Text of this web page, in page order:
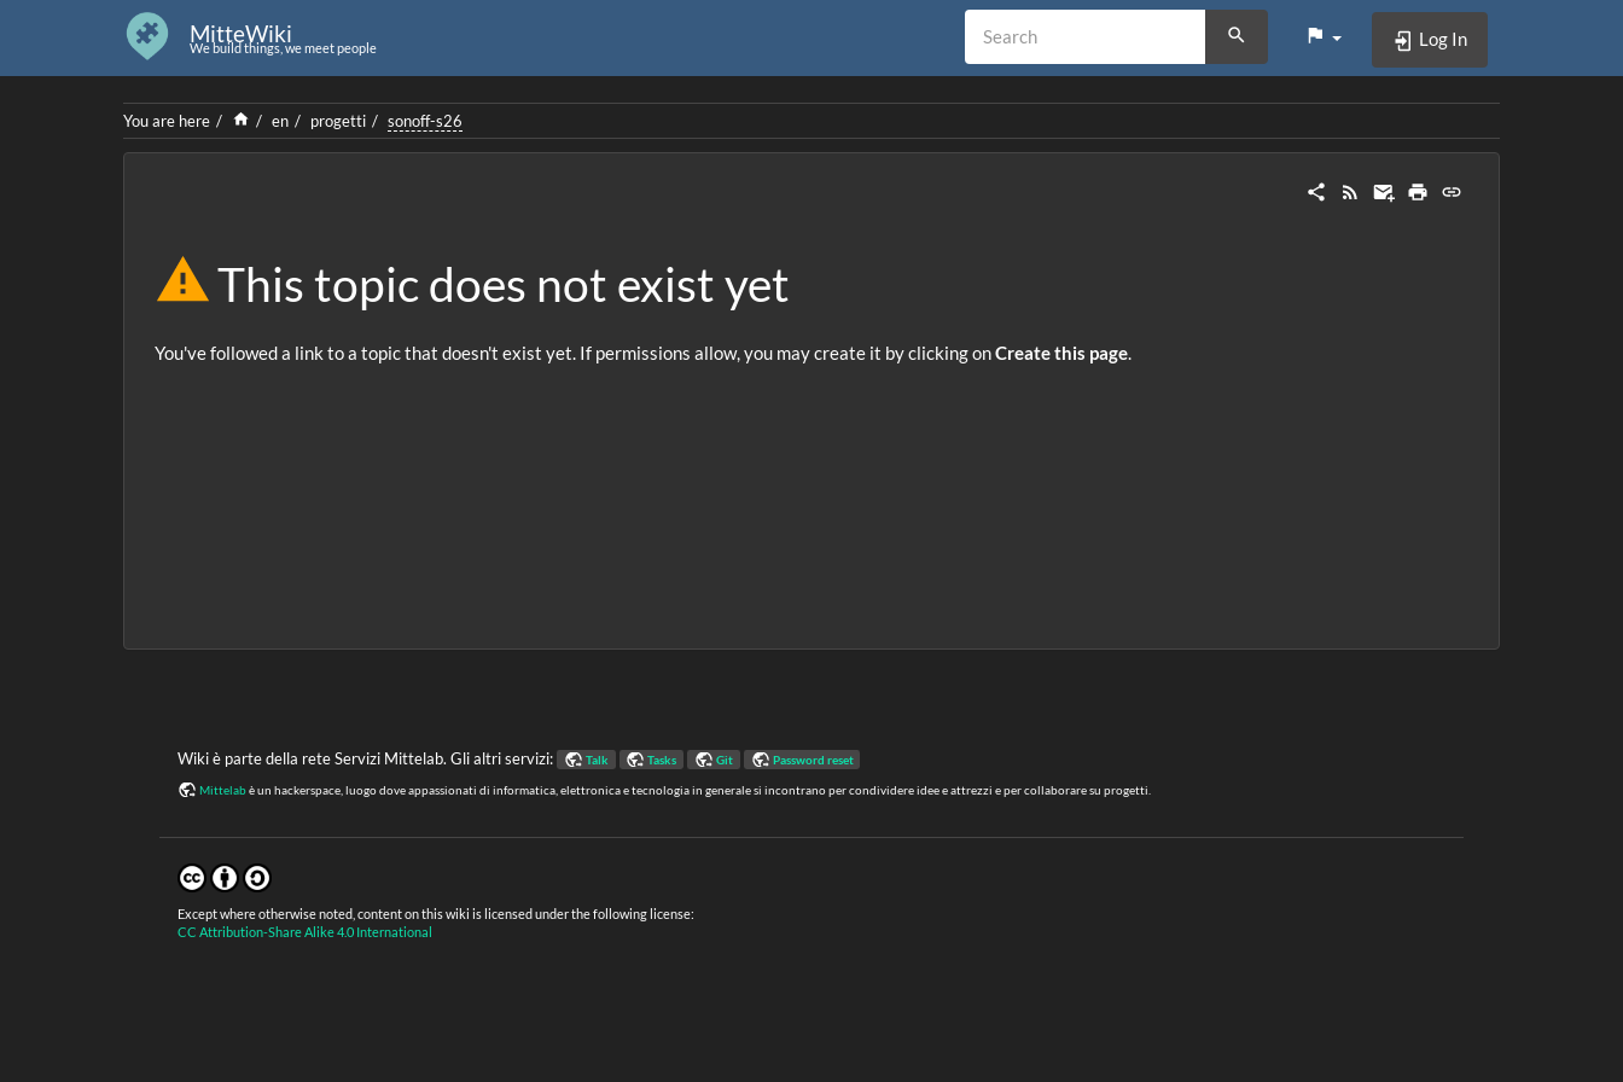
MitteWiki
We build things, we meet people Log In
You are here Home
en progetti sonoff-s26
This topic does not exist yet
You've followed a link to a topic that doesn't exist yet. If permissions allow, you may create it by clicking onCreate this page.
Wiki è parte della rete Servizi Mittelab. Gli altri servizi: Talk Tasks Git Password reset
Mittelabè un hackerspace, luogo dove appassionati di informatica, elettronica e tecnologia in generale si incontrano per condividere idee e attrezzi e per collaborare su progetti.
Except where otherwise noted, content on this wiki is licensed under the following license:
CC Attribution-Share Alike 4.0 International